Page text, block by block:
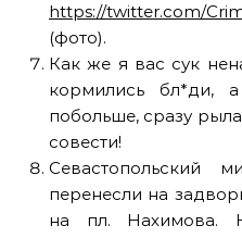
https://twitter.com/
(фото).
Как же я вас сук
кормились бл*ди,
побольше, сразу
совести!
Севастопольский
перенесли на
на пл. Нахимова.